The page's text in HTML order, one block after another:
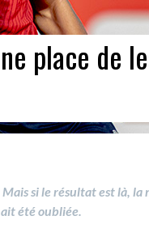
place de
si le résultat est là, la
été oubliée.